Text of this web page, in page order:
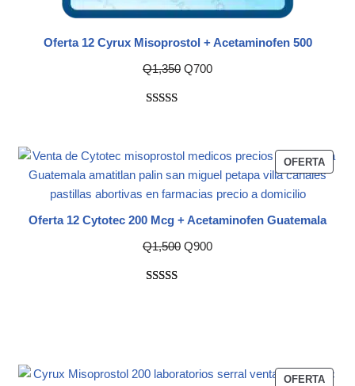
Oferta 12 Cyrux Misoprostol + Acetaminofen 500
Q1,350 Q700
de 5 en
base a
valoracion
clientes
OFERTA
Oferta 12 Cytotec 200 Mcg + Acetaminofen Guatemala
Q1,500 Q900
de clientes
OFERTA